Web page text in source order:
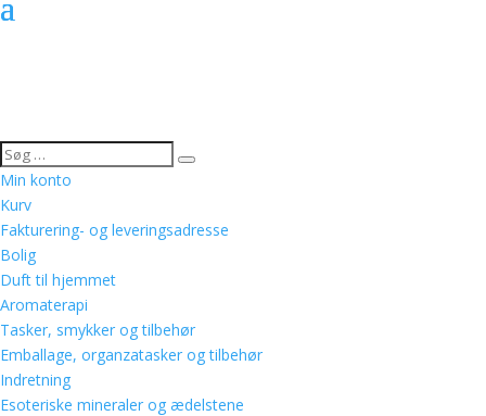
Min konto
Kurv
Fakturering- og leveringsadresse
Bolig
Duft til hjemmet
Aromaterapi
Tasker, smykker og tilbehør
Emballage, organzatasker og tilbehør
Indretning
Esoteriske mineraler og ædelstene